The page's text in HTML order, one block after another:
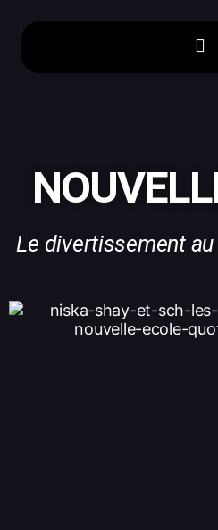
Le divertissement au